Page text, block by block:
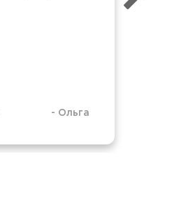
- Ольга